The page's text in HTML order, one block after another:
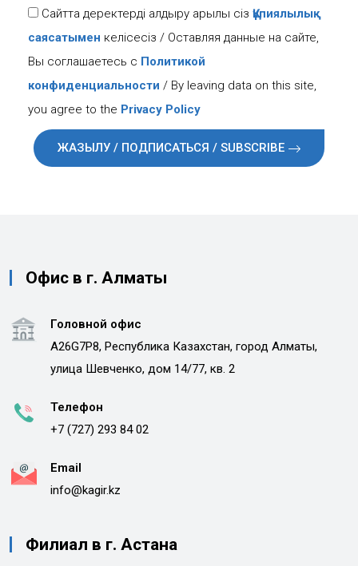
Сайтта деректерді қалдыру арқылы сіз Құпиялылық
саясатымен келісесіз / Оставляя данные на сайте,
Вы соглашаетесь с Политикой
конфиденциальности / By leaving data on this site,
you agree to the Privacy Policy
ЖАЗЫЛУ / ПОДПИСАТЬСЯ / SUBSCRIBE
Офис в г. Алматы
Головной офис
A26G7P8, Республика Казахстан, город Алматы,
улица Шевченко, дом 14/77, кв. 2
Телефон
+7 (727) 293 84 02
Email
info@kagir.kz
Филиал в г. Астана